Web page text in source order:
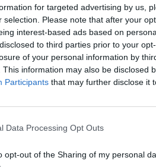
for targeted advertising by us,
selection. Please note that after your
interest-based ads based on
to third parties prior to your
of your personal information by
This information may also be disclosed
Participants that may further disclose it
Data Processing Opt Outs
opt-out of the Sharing of my personal
του «Έντικ»
της εγκληματικής οργάνωσης
Μαρία Καρυστιανού:
Μαρία
Μαρία
«Ελπίδα»
πρόλαβε να ξεφύγει από το
Ο 15χρονος που δεν πρόλαβε
ΕΛΓΕΚΑ: Προληπτική
ΕΛΓΕΚΑ:
ΕΛΓΕΚΑ: